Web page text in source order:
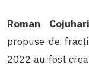
Roman
propuse de
2022 au fost